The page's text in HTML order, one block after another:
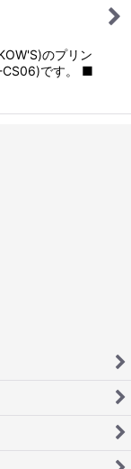
のプリン
CS06)です。 ■